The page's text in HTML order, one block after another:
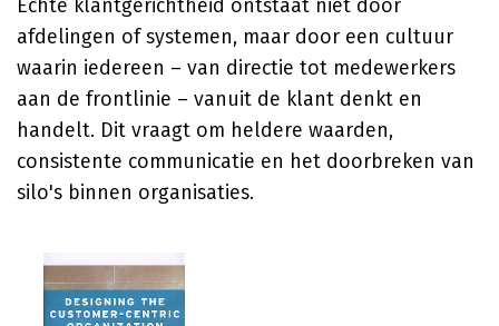
Echte klantgerichtheid ontstaat niet door
afdelingen of systemen, maar door een cultuur
waarin iedereen – van directie tot medewerkers
aan de frontlinie – vanuit de klant denkt en
handelt. Dit vraagt om heldere waarden,
consistente communicatie en het doorbreken van
silo's binnen organisaties.